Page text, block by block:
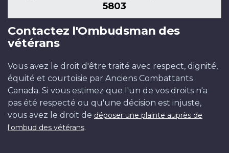
5803
Contactez l'Ombudsman des
vétérans
Vous avez le droit d'être traité avec respect, dignité,
équité et courtoisie par Anciens Combattants
Canada. Si vous estimez que l'un de vos droits n'a
pas été respecté ou qu'une décision est injuste,
vous avez le droit de déposer une plainte auprès de
l'ombud des vétérans.